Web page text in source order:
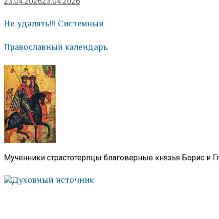
Не удалять!!! Системный
Православный календарь
Мученники страстотерпцы благоверные князья Борис и
Духовный источник